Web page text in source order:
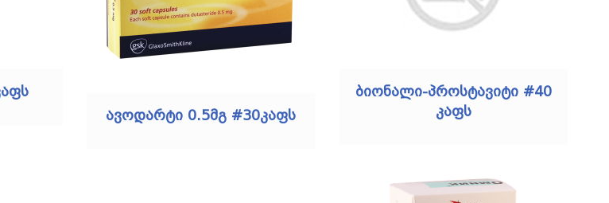
ავოდარტი 0.5მგ #30კაფს
ბიონალი-პროსტავიტი #40
კაფს